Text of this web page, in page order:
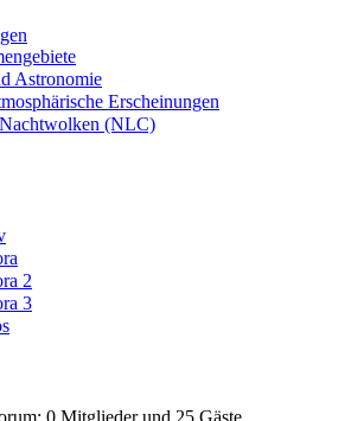
Astronomie
Erscheinungen
(NLC)
2
3
0 Mitglieder und 25 Gäste